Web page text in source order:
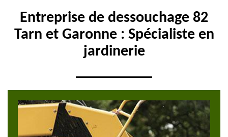
Entreprise de dessouchage 82
Tarn et Garonne : Spécialiste en
jardinerie